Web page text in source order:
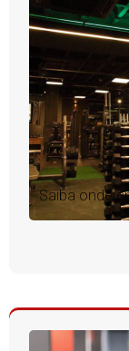
Saiba onde